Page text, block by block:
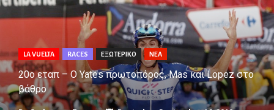
LA VUELTA RACES ΕΞΩΤΕΡΙΚΟ ΝΕΑ
20ο εταπ – Ο Yates πρωτοπόρος, Mas και Lopez στο
βάθρο